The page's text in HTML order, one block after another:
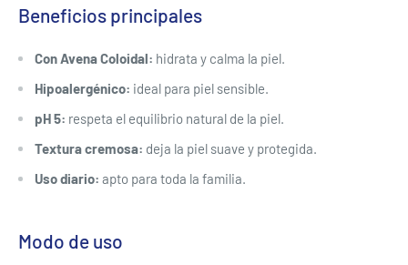
Beneficios principales
Con Avena Coloidal: hidrata y calma la piel.
Hipoalergénico: ideal para piel sensible.
pH 5: respeta el equilibrio natural de la piel.
Textura cremosa: deja la piel suave y protegida.
Uso diario: apto para toda la familia.
Modo de uso